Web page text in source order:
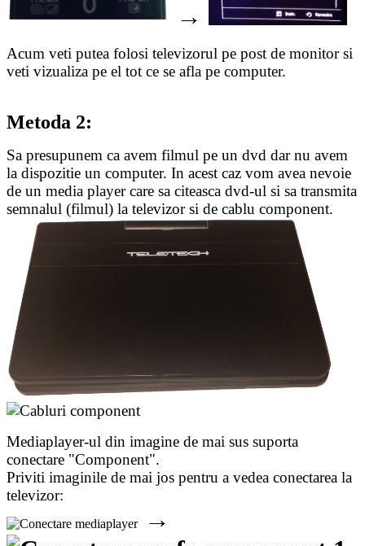
→
Acum veti putea folosi televizorul pe post de monitor si
veti vizualiza pe el tot ce se afla pe computer.
Metoda 2:
Sa presupunem ca avem filmul pe un dvd dar nu avem
la dispozitie un computer. In acest caz vom avea nevoie
de un media player care sa citeasca dvd-ul si sa transmita
semnalul (filmul) la televizor si de cablu component.
Mediaplayer-ul din imagine de mai sus suporta
conectare "Component".
Priviti imaginile de mai jos pentru a vedea conectarea la
televizor:
→